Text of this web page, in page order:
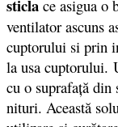
sticla ce asigua o
ventilator ascuns
cuptorului si prin
la usa cuptorului.
cu o suprafaţă din
nituri. Această